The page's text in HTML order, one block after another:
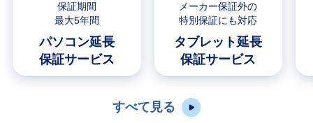
保証期間
最大5年間
パソコン延長
保証サービス
メーカー保証外の
特別保証にも対応
タブレット延長
保証サービス
すべて見る